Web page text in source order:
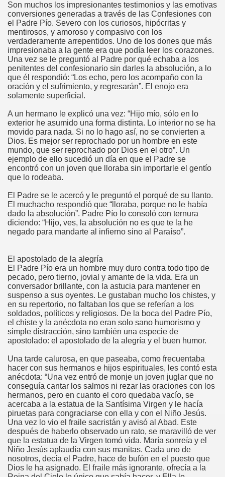
Son muchos los impresionantes testimonios y las emotivas
conversiones generadas a través de las Confesiones con
el Padre Pío. Severo con los curiosos, hipócritas y
mentirosos, y amoroso y compasivo con los
verdaderamente arrepentidos. Uno de los dones que más
impresionaba a la gente era que podía leer los corazones.
Una vez se le preguntó al Padre por qué echaba a los
penitentes del confesionario sin darles la absolución, a lo
que él respondió: “Los echo, pero los acompaño con la
oración y el sufrimiento, y regresarán”. El enojo era
solamente superficial.
A un hermano le explicó una vez: “Hijo mío, sólo en lo
exterior he asumido una forma distinta. Lo interior no se ha
movido para nada. Si no lo hago así, no se convierten a
Dios. Es mejor ser reprochado por un hombre en este
mundo, que ser reprochado por Dios en el otro”. Un
ejemplo de ello sucedió un día en que el Padre se
encontró con un joven que lloraba sin importarle el gentío
que lo rodeaba.
El Padre se le acercó y le preguntó el porqué de su llanto.
El muchacho respondió que “lloraba, porque no le había
dado la absolución”. Padre Pío lo consoló con ternura
diciendo: “Hijo, ves, la absolución no es que te la he
negado para mandarte al infierno sino al Paraíso”.
El apostolado de la alegría
El Padre Pío era un hombre muy duro contra todo tipo de
pecado, pero tierno, jovial y amante de la vida. Era un
conversador brillante, con la astucia para mantener en
suspenso a sus oyentes. Le gustaban mucho los chistes, y
en su repertorio, no faltaban los que se referían a los
soldados, políticos y religiosos. De la boca del Padre Pío,
el chiste y la anécdota no eran solo sano humorismo y
simple distracción, sino también una especie de
apostolado: el apostolado de la alegría y el buen humor.
Una tarde calurosa, en que paseaba, como frecuentaba
hacer con sus hermanos e hijos espirituales, les contó esta
anécdota: “Una vez entró de monje un joven juglar que no
conseguía cantar los salmos ni rezar las oraciones con los
hermanos, pero en cuanto el coro quedaba vacío, se
acercaba a la estatua de la Santísima Virgen y le hacía
piruetas para congraciarse con ella y con el Niño Jesús.
Una vez lo vio el fraile sacristán y avisó al Abad. Este
después de haberlo observado un rato, se maravilló de ver
que la estatua de la Virgen tomó vida. María sonreía y el
Niño Jesús aplaudía con sus manitas. Cada uno de
nosotros, decía el Padre, hace de bufón en el puesto que
Dios le ha asignado. El fraile más ignorante, ofrecía a la